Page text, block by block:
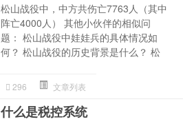
松山战役中，中方共伤亡7763人（其中
阵亡4000人） 其他小伙伴的相似问
题： 松山战役中娃娃兵的具体情况如
何？ 松山战役的历史背景是什么？ 松
296 文章列表
什么是税控系统